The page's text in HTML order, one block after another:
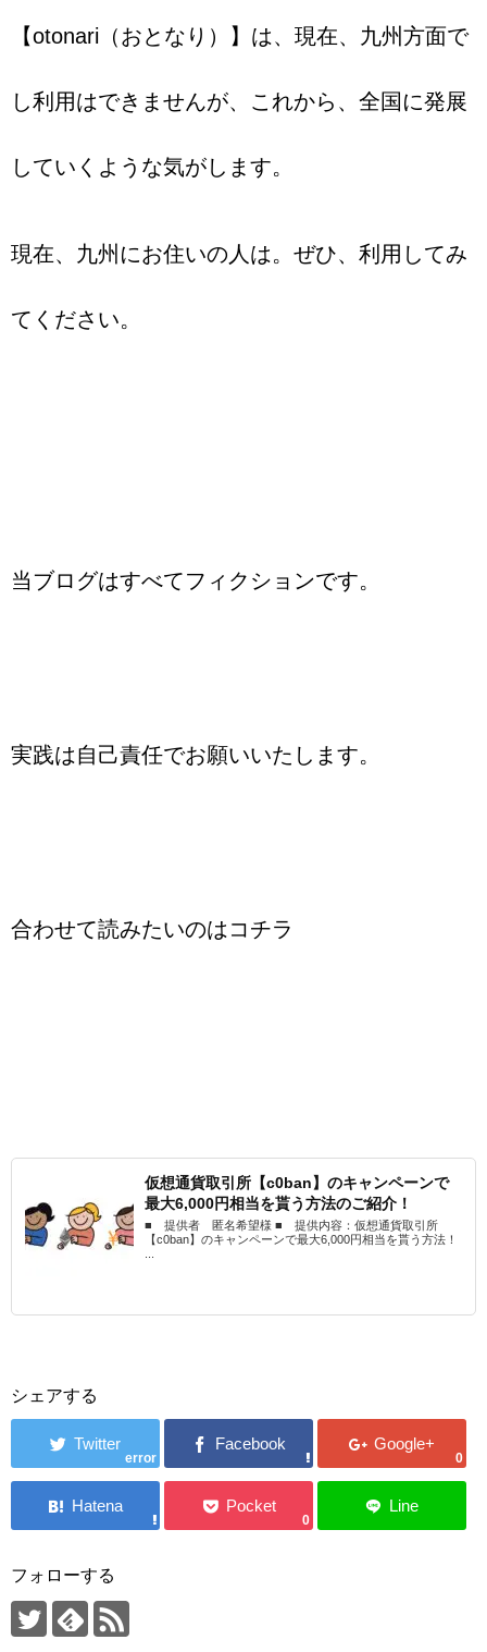
【otonari（おとなり）】は、現在、九州方面で
し利用はできませんが、これから、全国に発展
していくような気がします。
現在、九州にお住いの人は。ぜひ、利用してみ
てください。
当ブログはすべてフィクションです。
実践は自己責任でお願いいたします。
合わせて読みたいのはコチラ
仮想通貨取引所【c0ban】のキャンペーンで
最大6,000円相当を貰う方法のご紹介！
■ 提供者 匿名希望様 ■ 提供内容：仮想通貨取引所
【c0ban】のキャンペーンで最大6,000円相当を貰う方法！
...
シェアする
error 0
0
フォローする